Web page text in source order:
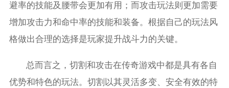
避率的技能及腰带会更加有用；而攻击玩法则更加需要
增加攻击力和命中率的技能和装备。根据自己的玩法风
格做出合理的选择是玩家提升战斗力的关键。
总而言之，切割和攻击在传奇游戏中都是具有各自
优势和特色的玩法。切割以其灵活多变、安全有效的特